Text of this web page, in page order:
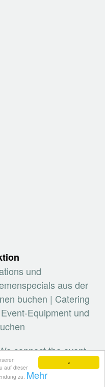
×
auf dieser
zu. Mehr
und
aus der
buchen | Catering
Event-Equipment und
connect the event
Eventplanung /
und mehr